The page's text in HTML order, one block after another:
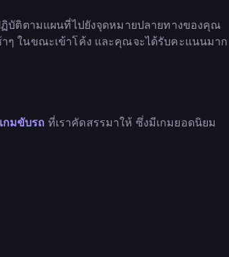
ฏิบัติตามแผนที่ไปยังจุดหมายปลายทางของคุณ
ๆ ในขณะเข้าโค้ง และคุณจะได้รับคะแนนมาก
เกมขับรถ ที่เราคัดสรรมาให้ ซึ่งมีเกมยอดนิยม